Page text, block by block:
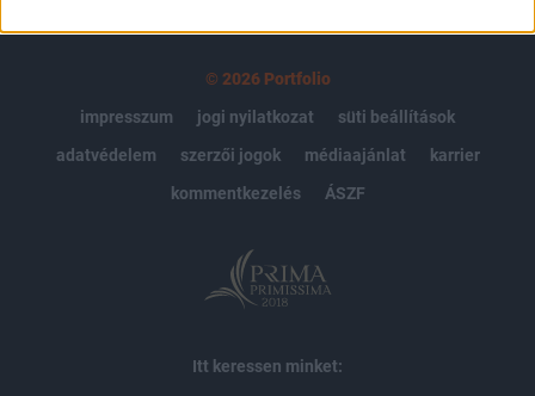
© 2026 Portfolio
impresszum
jogi nyilatkozat
süti beállítások
adatvédelem
szerzői jogok médiaajánlat
karrier
kommentkezelés
ÁSZF
Itt keressen minket: